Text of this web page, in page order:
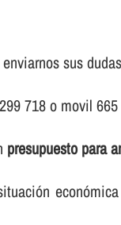
sus
718 o movil
presupuesto para